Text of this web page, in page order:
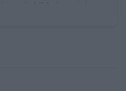
transpirabilidad y resistencia